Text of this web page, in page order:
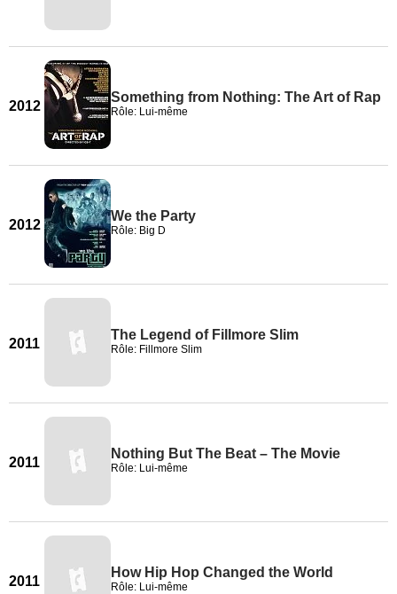
2012
Something from Nothing: The Art of Rap
Rôle: Lui-même
2012
We the Party
Rôle: Big D
2011
The Legend of Fillmore Slim
Rôle: Fillmore Slim
2011
Nothing But The Beat – The Movie
Rôle: Lui-même
2011
How Hip Hop Changed the World
Rôle: Lui-même